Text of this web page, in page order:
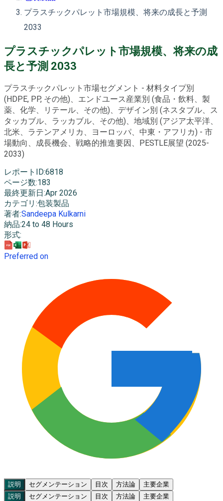
プラスチックパレット市場規模、将来の成長と予測
2033
プラスチックパレット市場規模、将来の成
長と予測 2033
プラスチックパレット市場セグメント - 材料タイプ別
(HDPE, PP, その他)、エンドユース産業別 (食品・飲料、製
薬、化学、リテール、その他)、デザイン別 (ネスタブル、ス
タッカブル、ラッカブル、その他)、地域別 (アジア太平洋、
北米、ラテンアメリカ、ヨーロッパ、中東・アフリカ) - 市
場動向、成長機会、戦略的推進要因、PESTLE展望 (2025-
2033)
レポートID:6818
ページ数:183
最終更新日 :Apr 2026
カテゴリ :包装製品
著者:Sandeepa Kulkarni
納品:24 to 48 Hours
形式:
Preferred on
説明 セグメンテーション 目次 方法論
主要企業
説明
セグメンテーション 目次 方法論
主要企業